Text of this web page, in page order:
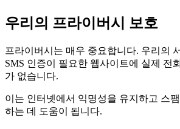
우리의 프라이버시 보호
프라이버시는 매우 중요합니다. 우리의
SMS 인증이 필요한 웹사이트에 실제 전
가 없습니다.
이는 인터넷에서 익명성을 유지하고 스
하는 데 도움이 됩니다.